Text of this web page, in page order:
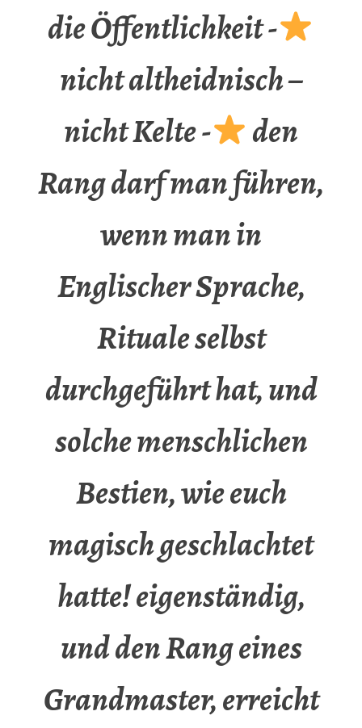
die Öffentlichkeit -
nicht altheidnisch –
nicht Kelte -
den
Rang darf man führen,
wenn man in
Englischer Sprache,
Rituale selbst
durchgeführt hat, und
solche menschlichen
Bestien, wie euch
magisch geschlachtet
hatte! eigenständig,
und den Rang eines
Grandmaster, erreicht